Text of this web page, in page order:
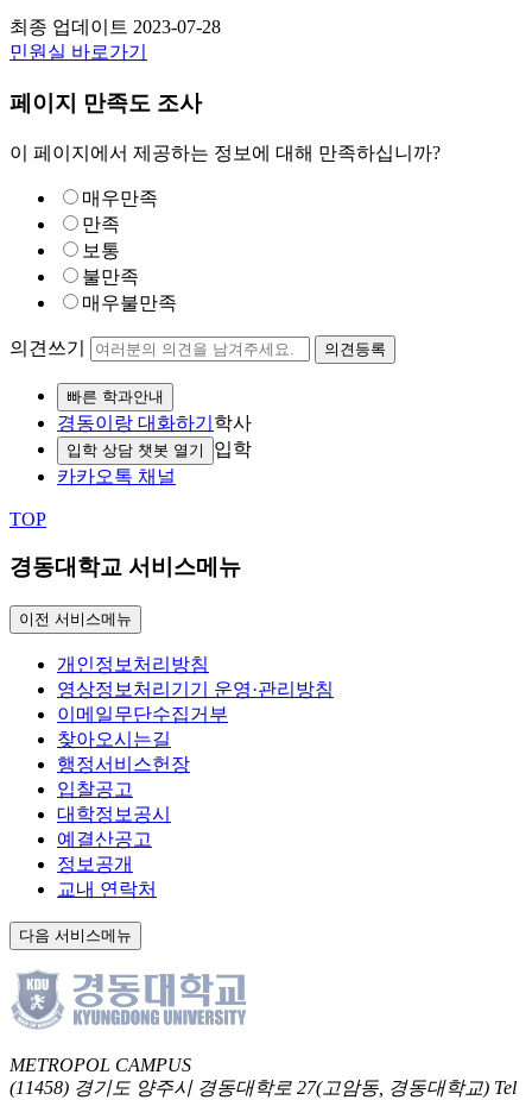
최종 업데이트 2023-07-28
민원실 바로가기
페이지 만족도 조사
이 페이지에서 제공하는 정보에 대해 만족하십니까?
매우만족
만족
보통
불만족
매우불만족
의견쓰기 의견등록
빠른 학과안내
경동이랑 대화하기 학사
입학 상담 챗봇 열기
입학
카카오톡 채널
TOP
경동대학교 서비스메뉴
이전 서비스메뉴
개인정보처리방침
영상정보처리기기 운영·관리방침
이메일무단수집거부
찾아오시는길
행정서비스헌장
입찰공고
대학정보공시
예결산공고
정보공개
교내 연락처
다음 서비스메뉴
METROPOL CAMPUS
(11458) 경기도 양주시 경동대학로 27(고암동, 경동대학교) Tel